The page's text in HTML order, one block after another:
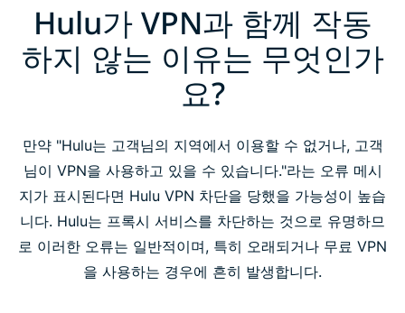
Hulu가 VPN과 함께 작동
하지 않는 이유는 무엇인가
요?
만약 "Hulu는 고객님의 지역에서 이용할 수 없거나, 고객
님이 VPN을 사용하고 있을 수 있습니다."라는 오류 메시
지가 표시된다면 Hulu VPN 차단을 당했을 가능성이 높습
니다. Hulu는 프록시 서비스를 차단하는 것으로 유명하므
로 이러한 오류는 일반적이며, 특히 오래되거나 무료 VPN
을 사용하는 경우에 흔히 발생합니다.